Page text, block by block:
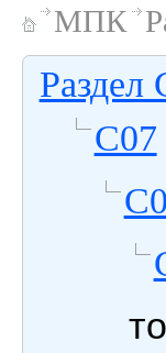
МПК
Раздел
C07